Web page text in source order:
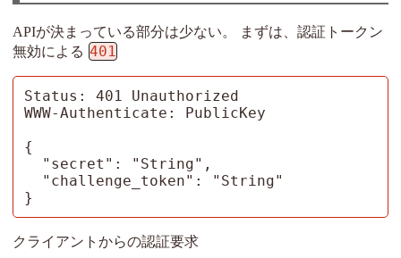
APIが決まっている部分は少ない。 まずは、認証トークン
無効による 401
Status: 401 Unauthorized
WWW-Authenticate: PublicKey
{
}
クライアントからの認証要求